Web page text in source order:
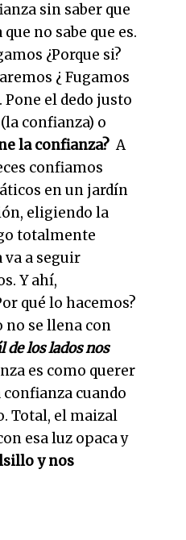
sin saber que
no sabe que es.
¿Porque si?
¿ Fugamos
Pone el dedo justo
confianza) o
la confianza? A
confiamos
en un jardín
eligiendo la
totalmente
va a seguir
Y ahí,
qué lo hacemos?
no se llena con
de los lados nos
es como querer
cuando
Total, el maizal
esa luz opaca y
y nos